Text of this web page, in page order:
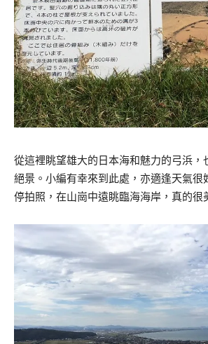
從這裡眺望雄大的日本海和魅力的弓浜，
絕景。小編有幸來到此處，亦適逢天氣很
停拍照，在山崗中遠眺臨海海岸，真的很